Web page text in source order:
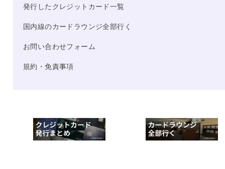
発行したクレジットカード一覧
国内線のカードラウンジ全部行く
お問い合わせフォーム
規約・免責事項